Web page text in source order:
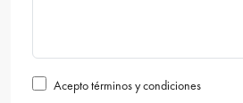
Acepto términos y condiciones